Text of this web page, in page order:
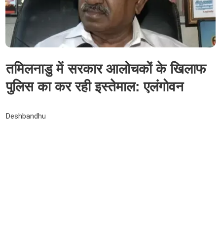
तमिलनाडु में सरकार आलोचकों के खिलाफ
पुलिस का कर रही इस्तेमाल: एलंगोवन
Deshbandhu